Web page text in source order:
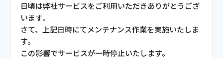
日頃は弊社サービスをご利用いただきありがとうござ
います。
さて、上記日時にてメンテナンス作業を実施いたしま
す。
この影響でサービスが一時停止いたします。